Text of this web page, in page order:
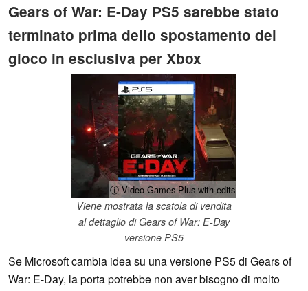
Gears of War: E-Day PS5 sarebbe stato
terminato prima dello spostamento del
gioco in esclusiva per Xbox
ⓘ Video Games Plus with edits
Viene mostrata la scatola di vendita
al dettaglio di Gears of War: E-Day
versione PS5
Se Microsoft cambia idea su una versione PS5 di Gears of
War: E-Day, la porta potrebbe non aver bisogno di molto